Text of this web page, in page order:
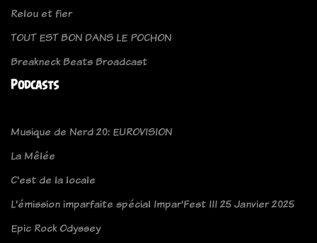
Relou et fier
TOUT EST BON DANS LE POCHON
Breakneck Beats Broadcast
Podcasts
Musique de Nerd 20: EUROVISION
La Mêlée
C'est de la locale
L'émission imparfaite spécial Impar'Fest III 25 Janvier 2025
Epic Rock Odyssey